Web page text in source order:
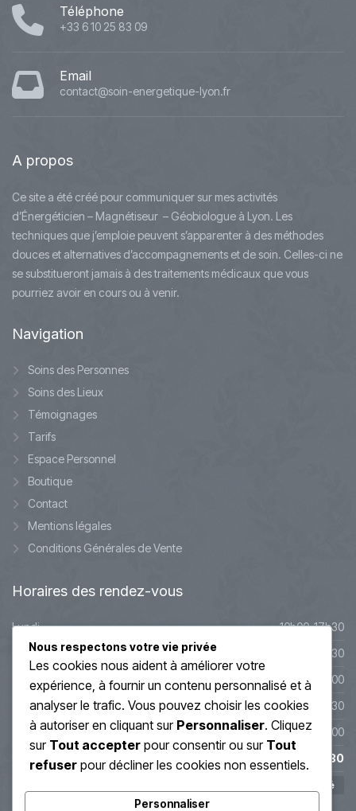
Téléphone
+33 6 10 25 83 09
Email
contact@soin-energetique-lyon.fr
A propos
Ce site a été créé pour communiquer sur mes activités
d’Énergéticien – Magnétiseur – Géobiologue à Lyon. Les
techniques que j’emploie peuvent s’apparenter à des méthodes
douces et alternatives d’accompagnements et de soin. Celles-ci ne
se substitueront jamais à des traitements médicaux que vous
pourriez avoir en cours ou à venir.
Navigation
Soins des Personnes
Soins des Lieux
Témoignages
Tarifs
Espace Personnel
Boutique
Contact
Mentions légales
Conditions Générales de Vente
Horaires des rendez-vous
Lundi
10h00-17h30
Mardi
10h00-17h30
Mercredi
9h45-20h00
Jeudi
10h00-19h30
Vendredi
10h00-19h00
Samedi
10h00-17h30
Fermé
Nous respectons votre vie privée
Les cookies nous aident à améliorer votre
expérience, à fournir un contenu personnalisé et à
analyser le trafic. Vous pouvez choisir les cookies
à autoriser en cliquant sur Personnaliser. Cliquez
sur Tout accepter pour consentir ou sur Tout
refuser pour décliner les cookies non essentiels.
Personnaliser